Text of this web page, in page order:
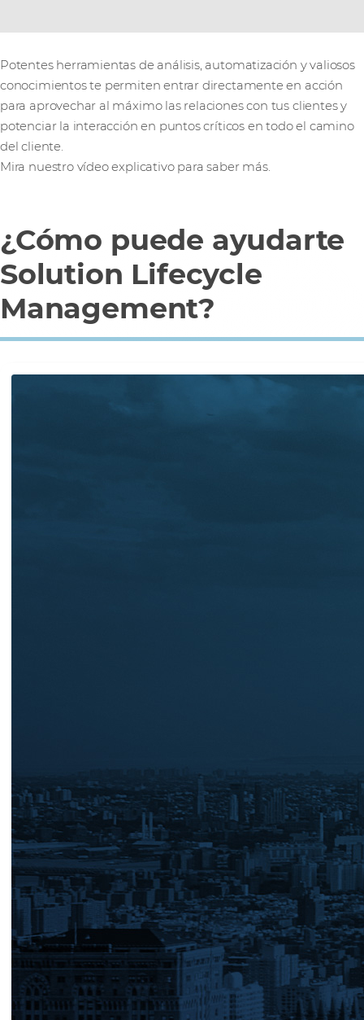
Potentes herramientas de análisis, automatización y valiosos
conocimientos te permiten entrar directamente en acción
para aprovechar al máximo las relaciones con tus clientes y
potenciar la interacción en puntos críticos en todo el camino
del cliente.
Mira nuestro vídeo explicativo para saber más.
¿Cómo puede ayudarte
Solution Lifecycle
Management?